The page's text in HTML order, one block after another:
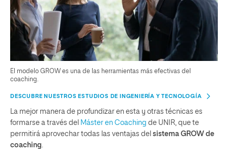
El modelo GROW es una de las herramientas más efectivas del
coaching.
DESCUBRE NUESTROS ESTUDIOS DE INGENIERÍA Y TECNOLOGÍA
La mejor manera de profundizar en esta y otras técnicas es
formarse a través del Máster en Coaching de UNIR, que te
permitirá aprovechar todas las ventajas del sistema GROW de
coaching